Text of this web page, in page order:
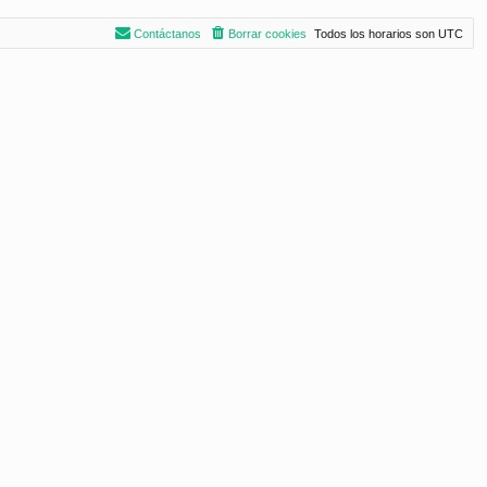
Todos los horarios son UTC
Borrar cookies
Contáctanos